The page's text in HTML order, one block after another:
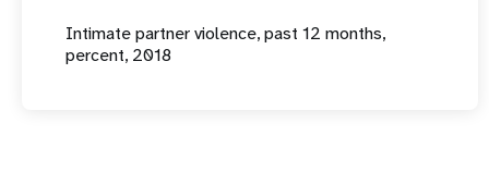
Intimate partner violence, past 12 months,
percent, 2018